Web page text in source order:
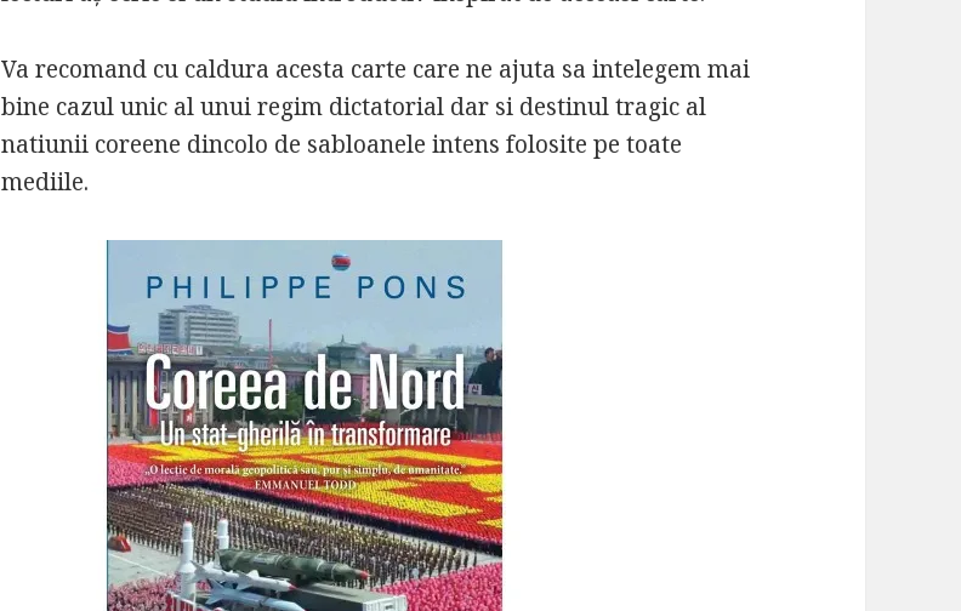
Va recomand cu caldura acesta carte care ne ajuta sa intelegem mai
bine cazul unic al unui regim dictatorial dar si destinul tragic al
natiunii coreene dincolo de sabloanele intens folosite pe toate
mediile.